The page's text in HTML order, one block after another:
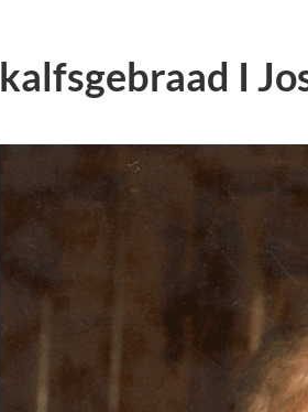
kalfsgebraad I